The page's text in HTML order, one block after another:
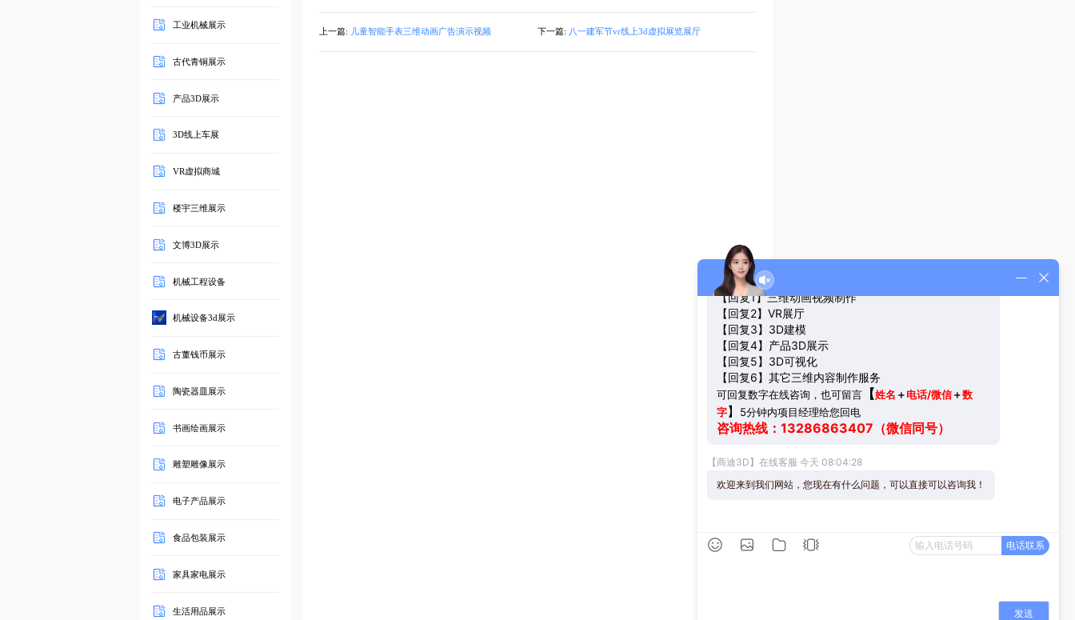
工业机械展示
古代青铜展示
产品3D展示
3D线上车展
VR虚拟商城
楼宇三维展示
文博3D展示
机械工程设备
机械设备3d展示
古董钱币展示
陶瓷器皿展示
书画绘画展示
雕塑雕像展示
电子产品展示
食品包装展示
家具家电展示
生活用品展示
上一篇: 儿童智能手表三维动画广告演示视频 下一篇: 八一建军节vr线上3d虚拟展览展厅